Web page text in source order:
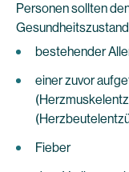
Personen sollten
bestehender
einer zuvor
Fieber